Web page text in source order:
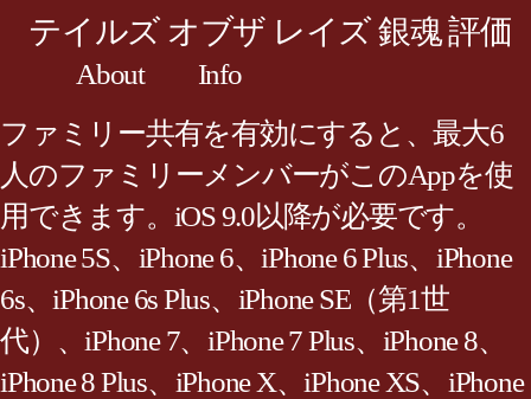
テイルズ オブザ レイズ 銀魂 評価
About
Info
ファミリー共有を有効にすると、最大6
人のファミリーメンバーがこのAppを使
用できます。iOS 9.0以降が必要です。
iPhone 5S、iPhone 6、iPhone 6 Plus、iPhone
6s、iPhone 6s Plus、iPhone SE（第1世
代）、iPhone 7、iPhone 7 Plus、iPhone 8、
iPhone 8 Plus、iPhone X、iPhone XS、iPhone